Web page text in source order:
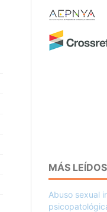
MÁS
Abuso sexual